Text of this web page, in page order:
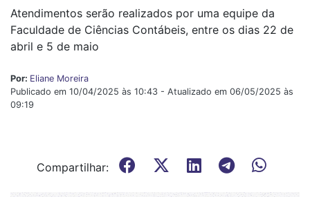
Atendimentos serão realizados por uma equipe da
Faculdade de Ciências Contábeis, entre os dias 22 de
abril e 5 de maio
Por: Eliane Moreira
Publicado em 10/04/2025 às 10:43 - Atualizado em 06/05/2025 às
09:19
Compartilhar: